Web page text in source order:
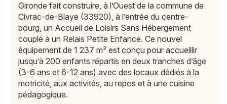
Gironde fait construire, à l’Ouest de la commune de
Civrac-de-Blaye (33920), à l’entrée du centre-
bourg, un Accueil de Loisirs Sans Hébergement
couplé à un Relais Petite Enfance. Ce nouvel
équipement de 1 237 m² est conçu pour accueillir
jusqu’à 200 enfants répartis en deux tranches d’âge
(3-6 ans et 6-12 ans) avec des locaux dédiés à la
motricité, aux activités, au repos et à une cuisine
pédagogique.